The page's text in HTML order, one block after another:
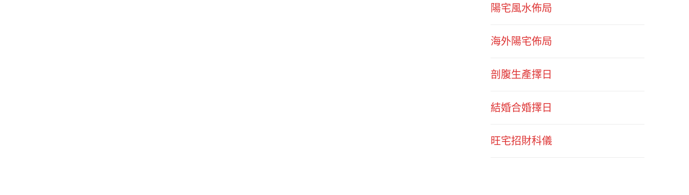
陽宅風水佈局
海外陽宅佈局
剖腹生產擇日
結婚合婚擇日
旺宅招財科儀